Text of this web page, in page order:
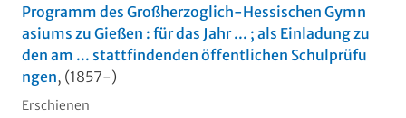
Programm des Großherzoglich-Hessischen Gymn
asiums zu Gießen : für das Jahr ... ; als Einladung zu
den am ... stattfindenden öffentlichen Schulprüfu
ngen, (1857-)
Erschienen